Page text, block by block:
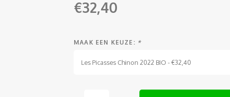
€32,40
MAAK EEN KEUZE: *
Les Picasses Chinon 2022 BIO - €32,40